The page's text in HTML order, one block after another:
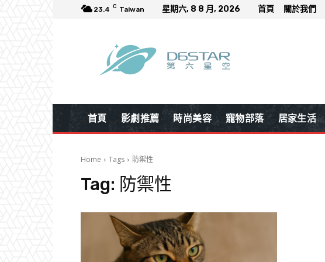
23.4 C Taiwan 星期六, 8 8 月, 2026 首頁 關於我們
首頁 影劇推薦 時尚美容 寵物部落 居家生活
Home Tags 防禦性
Tag: 防禦性